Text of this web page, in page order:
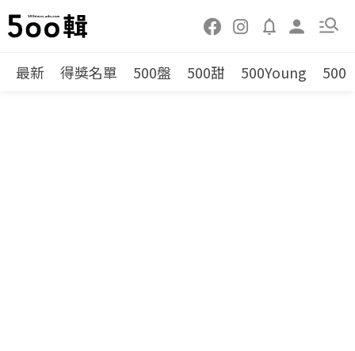
最新 得獎名單 500盤 500甜 500Young 500